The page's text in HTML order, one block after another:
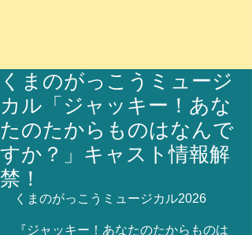
くまのがっこうミュージ
カル「ジャッキー！あな
たのたからものはなんで
すか？」キャスト情報解
禁！
くまのがっこうミュージカル2026
『ジャッキー！あなたのたからものは